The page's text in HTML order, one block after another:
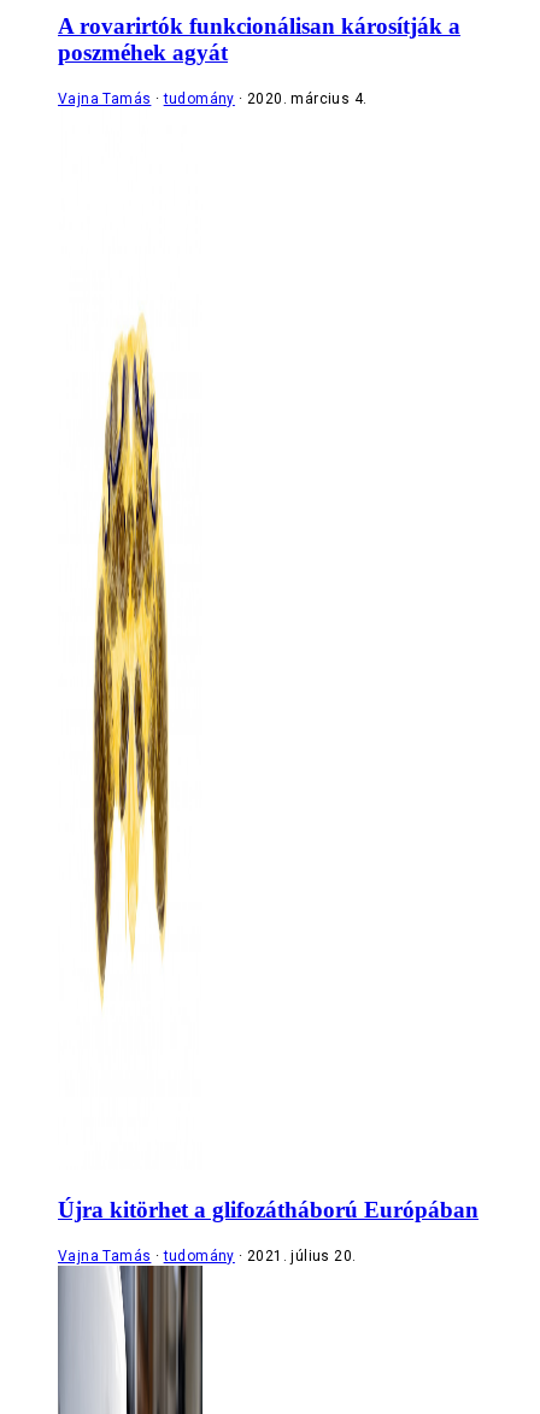
A rovarirtók funkcionálisan károsítják a
poszméhek agyát
Vajna Tamás tudomány 2020. március 4.
Újra kitörhet a glifozátháború Európában
Vajna Tamás tudomány 2021. július 20.